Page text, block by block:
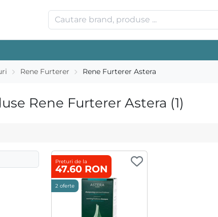
Rene Furterer Rene Furterer Astera
Rene Furterer Astera (1)
Preturi de la
47.60 RON
2 oferte